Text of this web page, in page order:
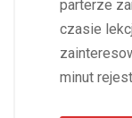
parterze
czasie
minut